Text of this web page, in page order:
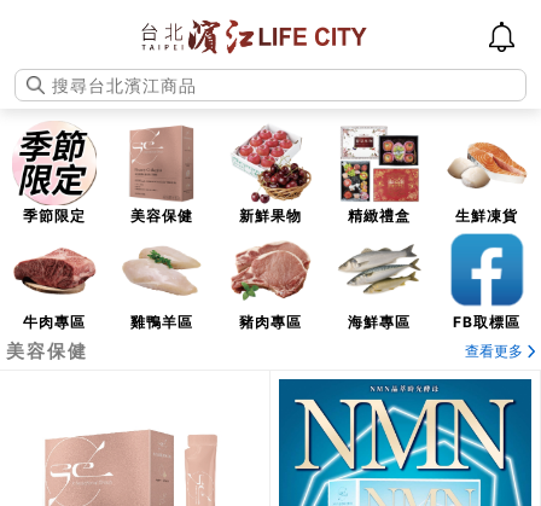
季節限定 美容保健 新鮮果物 精緻禮盒 生鮮凍貨
牛肉專區 雞鴨羊區 豬肉專區 海鮮專區 FB取標區
美容保健 查看更多